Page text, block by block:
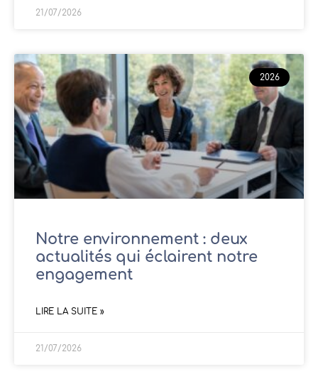
21/07/2026
2026
Notre environnement : deux
actualités qui éclairent notre
engagement
LIRE LA SUITE »
21/07/2026